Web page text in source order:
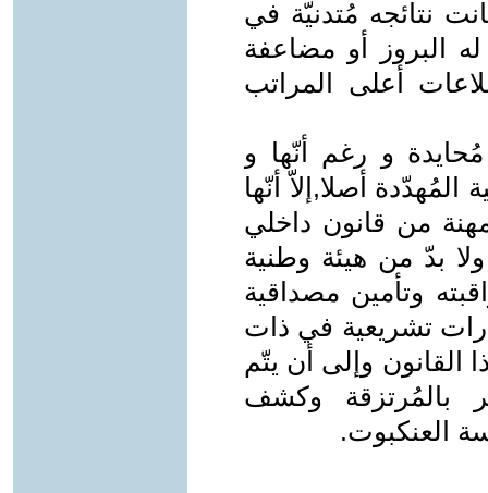
نتائجه مُتدنيّة في
له البروز أو مضاعفة
أعلى المراتب
و رغم أنّها و
المُهدّدة أصلا,إلاّ أنّها
من قانون داخلي
ولا بدّ من هيئة وطنية
وتأمين مصداقية
تشريعية في ذات
القانون وإلى أن يتّم
بالمُرتزقة وكشف
العنكبوت.